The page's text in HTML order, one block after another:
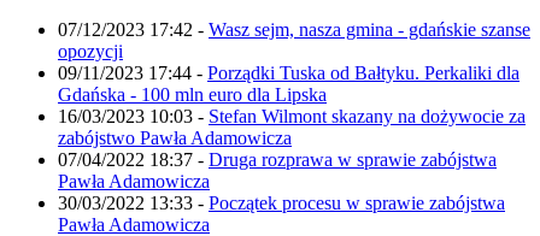
07/12/2023 17:42 - Wasz sejm, nasza gmina - gdańskie szanse
opozycji
09/11/2023 17:44 - Porządki Tuska od Bałtyku. Perkaliki dla
Gdańska - 100 mln euro dla Lipska
16/03/2023 10:03 - Stefan Wilmont skazany na dożywocie za
zabójstwo Pawła Adamowicza
07/04/2022 18:37 - Druga rozprawa w sprawie zabójstwa
Pawła Adamowicza
30/03/2022 13:33 - Początek procesu w sprawie zabójstwa
Pawła Adamowicza